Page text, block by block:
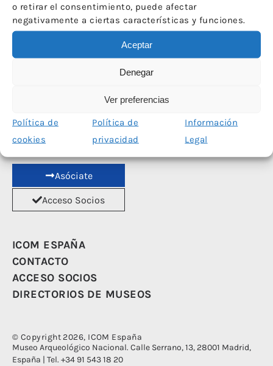
o retirar el consentimiento, puede afectar
negativamente a ciertas características y funciones.
Aceptar
Denegar
Ver preferencias
Política de
cookies
Política de
privacidad
Información
Legal
Asóciate
Acceso Socios
ICOM ESPAÑA
CONTACTO
ACCESO SOCIOS
DIRECTORIOS DE MUSEOS
© Copyright 2026, ICOM España
Museo Arqueológico Nacional. Calle Serrano, 13, 28001 Madrid,
España | Tel. +34 91 543 18 20